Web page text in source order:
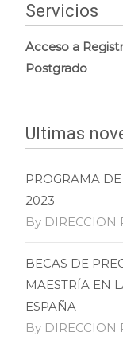
Servicios
Acceso a
Postgrado
Ultimas
PROGRAMA
2023
By DIRECCION
BECAS DE
MAESTRÍA EN
ESPAÑA
By DIRECCION